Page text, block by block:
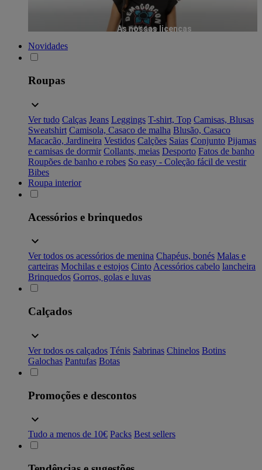
As nossas licenças
Novidades
Roupas
Ver tudo Calças Jeans Leggings T-shirt, Top Camisas, Blusas
Sweatshirt Camisola, Casaco de malha Blusão, Casaco
Macacão, Jardineira Vestidos Calções Saias Conjunto Pijamas
e camisas de dormir Collants, meias Desporto Fatos de banho
Roupões de banho e robes So easy - Coleção fácil de vestir
Bibes
Roupa interior
Acessórios e brinquedos
Ver todos os acessórios de menina Chapéus, bonés Malas e
carteiras Mochilas e estojos Cinto Acessórios cabelo lancheira
Brinquedos Gorros, golas e luvas
Calçados
Ver todos os calçados Ténis Sabrinas Chinelos Botins
Galochas Pantufas Botas
Promoções e descontos
Tudo a menos de 10€ Packs Best sellers